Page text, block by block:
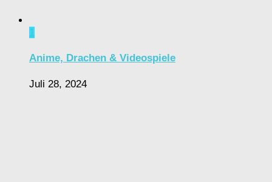
1
Anime, Drachen & Videospiele
Juli 28, 2024